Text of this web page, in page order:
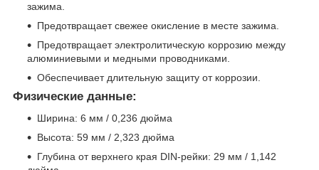
зажима.
Предотвращает свежее окисление в месте зажима.
Предотвращает электролитическую коррозию между
алюминиевыми и медными проводниками.
Обеспечивает длительную защиту от коррозии.
Физические данные:
Ширина: 6 мм / 0,236 дюйма
Высота: 59 мм / 2,323 дюйма
Глубина от верхнего края DIN-рейки: 29 мм / 1,142